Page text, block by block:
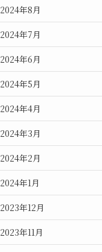
2024年8月
2024年7月
2024年6月
2024年5月
2024年4月
2024年3月
2024年2月
2024年1月
2023年12月
2023年11月